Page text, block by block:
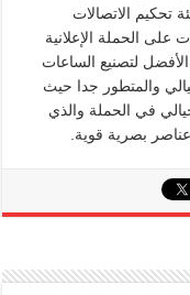
تحكيم الاتصالات
على الحملة الإعلانية
لتصنيع الساعات
والمتطور جدا حيث
في الحملة والذي
بصرية قوية.